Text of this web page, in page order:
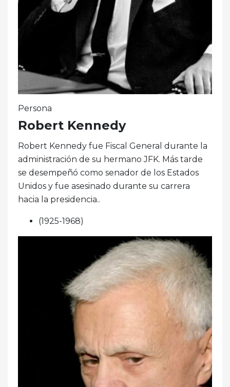
Persona
Robert Kennedy
Robert Kennedy fue Fiscal General durante la
administración de su hermano JFK. Más tarde
se desempeñó como senador de los Estados
Unidos y fue asesinado durante su carrera
hacia la presidencia..
(1925-1968)